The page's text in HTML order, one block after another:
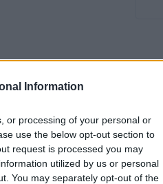
Information
or processing of your personal or
use the below opt-out section to
request is processed you may
utilized by us or personal
You may separately opt-out of the